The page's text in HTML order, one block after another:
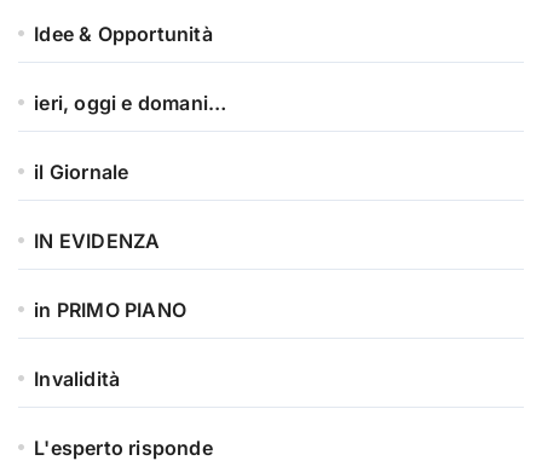
Idee & Opportunità
ieri, oggi e domani…
il Giornale
IN EVIDENZA
in PRIMO PIANO
Invalidità
L'esperto risponde